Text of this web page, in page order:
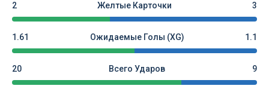
2 Желтые Карточки 3
1.61 Ожидаемые Голы (xG) 1.1
20 Всего Ударов 9